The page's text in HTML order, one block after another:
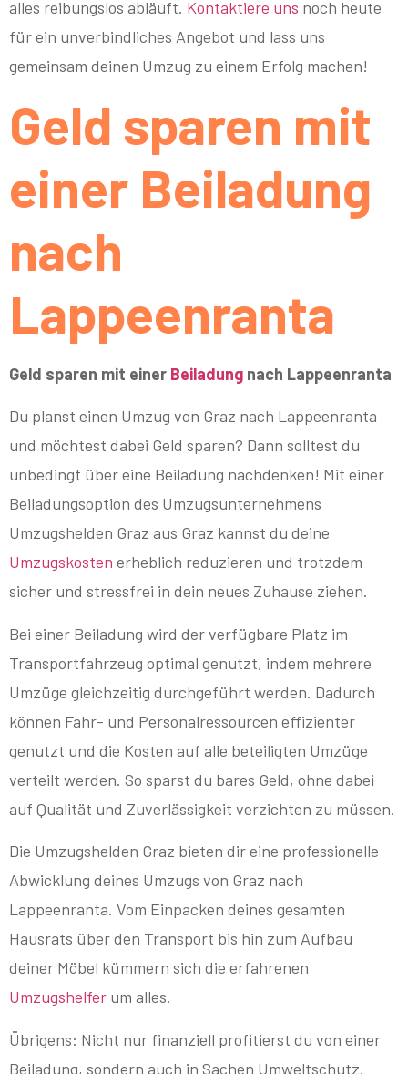
alles reibungslos abläuft. Kontaktiere uns noch heute
für ein unverbindliches Angebot und lass uns
gemeinsam deinen Umzug zu einem Erfolg machen!
Geld sparen mit
einer Beiladung
nach
Lappeenranta
Geld sparen mit einer Beiladung nach Lappeenranta
Du planst einen Umzug von Graz nach Lappeenranta
und möchtest dabei Geld sparen? Dann solltest du
unbedingt über eine Beiladung nachdenken! Mit einer
Beiladungsoption des Umzugsunternehmens
Umzugshelden Graz aus Graz kannst du deine
Umzugskosten erheblich reduzieren und trotzdem
sicher und stressfrei in dein neues Zuhause ziehen.
Bei einer Beiladung wird der verfügbare Platz im
Transportfahrzeug optimal genutzt, indem mehrere
Umzüge gleichzeitig durchgeführt werden. Dadurch
können Fahr- und Personalressourcen effizienter
genutzt und die Kosten auf alle beteiligten Umzüge
verteilt werden. So sparst du bares Geld, ohne dabei
auf Qualität und Zuverlässigkeit verzichten zu müssen.
Die Umzugshelden Graz bieten dir eine professionelle
Abwicklung deines Umzugs von Graz nach
Lappeenranta. Vom Einpacken deines gesamten
Hausrats über den Transport bis hin zum Aufbau
deiner Möbel kümmern sich die erfahrenen
Umzugshelfer um alles.
Übrigens: Nicht nur finanziell profitierst du von einer
Beiladung, sondern auch in Sachen Umweltschutz.